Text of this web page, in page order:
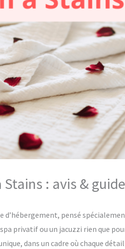
: avis &
d’hébergement, pensé
privatif ou un jacuzzi rien que
dans un cadre où chaque